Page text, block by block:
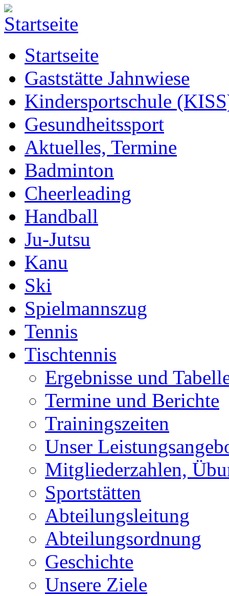
Startseite
Gaststätte Jahnwiese
Kindersportschule
Gesundheitssport
Aktuelles, Termine
Badminton
Cheerleading
Handball
Ju-Jutsu
Kanu
Ski
Spielmannszug
Tennis
Tischtennis
Ergebnisse und
Termine und Berichte
Trainingszeiten
Unser
Mitgliederzahlen,
Sportstätten
Abteilungsleitung
Abteilungsordnung
Geschichte
Unsere Ziele